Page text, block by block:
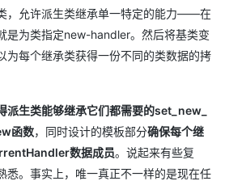
，允许派生类继承单一特定的能力——在
是为类指定new-handler。然后将基类变
为每个继承类获得一份不同的类数据的拷
派生类能够继承它们都需要的set_new_
函数，同时设计的模板部分确保每个继
数据成员。说起来有些复
悉。事实上，唯一真正不一样的是现在任